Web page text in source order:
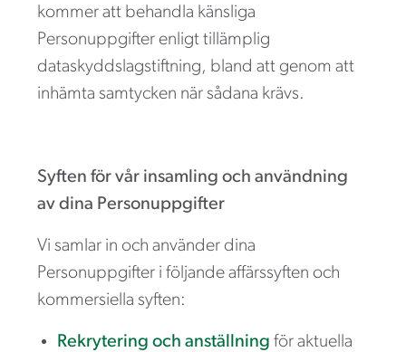
kommer att behandla känsliga
Personuppgifter enligt tillämplig
dataskyddslagstiftning, bland att genom att
inhämta samtycken när sådana krävs.
Syften för vår insamling och användning
av dina Personuppgifter
Vi samlar in och använder dina
Personuppgifter i följande affärssyften och
kommersiella syften:
Rekrytering och anställning för aktuella